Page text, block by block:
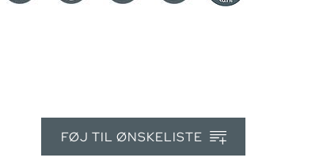
FØJ TIL ØNSKELISTE